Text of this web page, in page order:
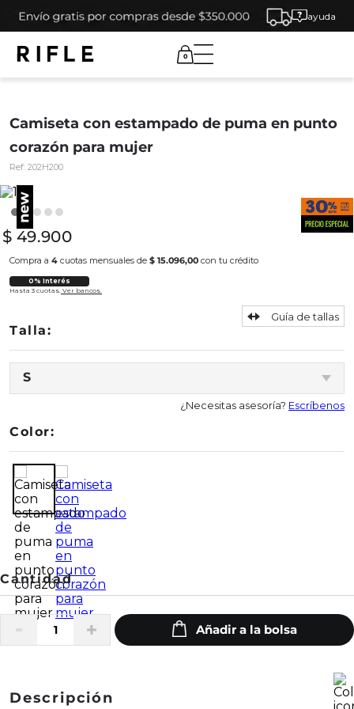
ayuda
0
Camiseta con estampado de puma en punto
corazón para mujer
Ref: 202H200
$ 49.900
Compra a 4 cuotas mensuales de $ 15.096,00 con tu crédito
0% Interés
Hasta 3 cuotas. Ver bancos.
S
Guía de tallas
¿Necesitas asesoría? Escríbenos
Color:
Descripción